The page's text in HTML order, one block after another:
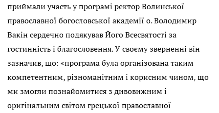
приймали участь у програмі ректор Волинської
православної богословської академії о. Володимир
Вакін сердечно подякував Його Всесвятості за
гостинність і благословення. У своєму зверненні він
зазначив, що: «програма була організована таким
компетентним, різноманітним і корисним чином, що
ми змогли познайомитися з дивовижним і
оригінальним світом грецької православної